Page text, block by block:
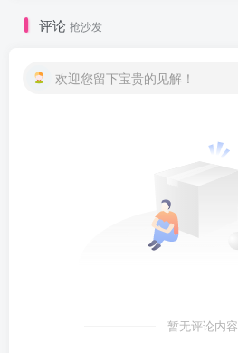
评论 抢沙发
欢迎您留下宝贵的见解！
暂无评论内容